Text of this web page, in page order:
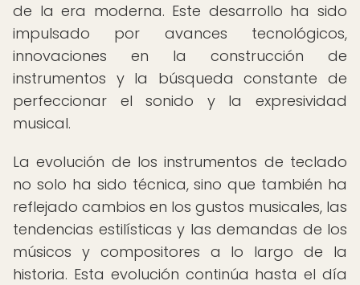
de la era moderna. Este desarrollo ha sido
impulsado por avances tecnológicos,
innovaciones en la construcción de
instrumentos y la búsqueda constante de
perfeccionar el sonido y la expresividad
musical.
La evolución de los instrumentos de teclado
no solo ha sido técnica, sino que también ha
reflejado cambios en los gustos musicales, las
tendencias estilísticas y las demandas de los
músicos y compositores a lo largo de la
historia. Esta evolución continúa hasta el día